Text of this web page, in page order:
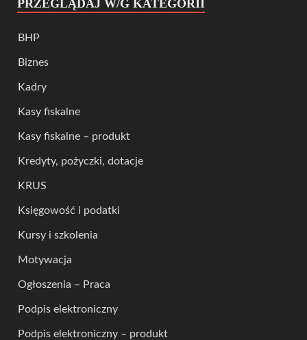
PRZEGLĄDAJ W/G KATEGORII
BHP
Biznes
Kadry
Kasy fiskalne
Kasy fiskalne – produkt
Kredyty, pożyczki, dotacje
KRUS
Księgowość i podatki
Kursy i szkolenia
Motywacja
Ogłoszenia – Praca
Podpis elektroniczny
Podpis elektroniczny – produkt